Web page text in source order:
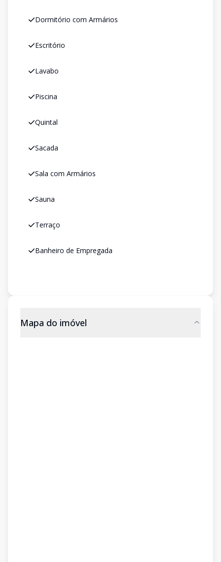
Dormitório com Armários
Escritório
Lavabo
Piscina
Quintal
Sacada
Sala com Armários
Sauna
Terraço
Banheiro de Empregada
Mapa do imóvel